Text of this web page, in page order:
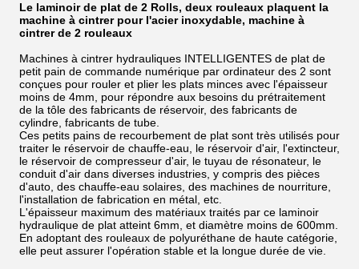
Le laminoir de plat de 2 Rolls, deux rouleaux plaquent la
machine à cintrer pour l'acier inoxydable, machine à
cintrer de 2 rouleaux
Machines à cintrer hydrauliques INTELLIGENTES de plat de
petit pain de commande numérique par ordinateur des 2 sont
conçues pour rouler et plier les plats minces avec l'épaisseur
moins de 4mm, pour répondre aux besoins du prétraitement
de la tôle des fabricants de réservoir, des fabricants de
cylindre, fabricants de tube.
Ces petits pains de recourbement de plat sont très utilisés pour
traiter le réservoir de chauffe-eau, le réservoir d'air, l'extincteur,
le réservoir de compresseur d'air, le tuyau de résonateur, le
conduit d'air dans diverses industries, y compris des pièces
d'auto, des chauffe-eau solaires, des machines de nourriture,
l'installation de fabrication en métal, etc.
L'épaisseur maximum des matériaux traités par ce laminoir
hydraulique de plat atteint 6mm, et diamètre moins de 600mm.
En adoptant des rouleaux de polyuréthane de haute catégorie,
elle peut assurer l'opération stable et la longue durée de vie.